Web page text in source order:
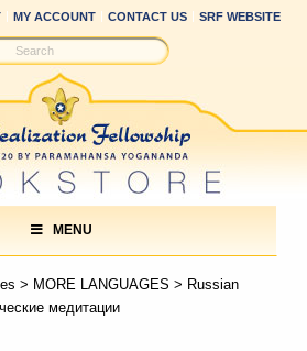
MY ACCOUNT CONTACT US SRF WEBSITE
MENU
> MORE LANGUAGES > Russian
медитации